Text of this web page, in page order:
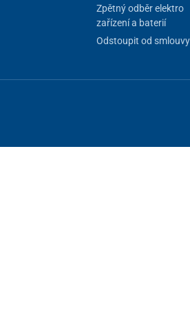
Zpětný odběr elektro
zařízení a baterií
Odstoupit od